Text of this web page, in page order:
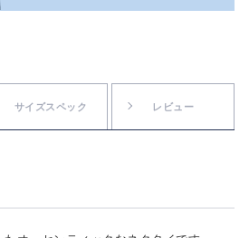
サイズスペック レビュー